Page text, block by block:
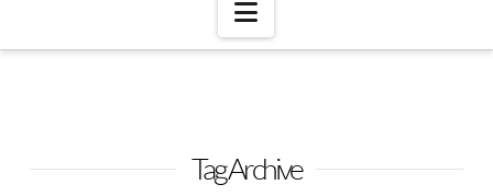
Navigation
Tag Archive